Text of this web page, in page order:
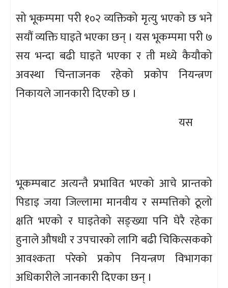
सो भूकम्पमा परी १०२ व्यक्तिको मृत्यु भएको छ भने
सयौं व्यक्ति घाइते भएका छन् । यस भूकम्पमा परी ७
सय भन्दा बढी घाइते भएका र ती मध्ये कैयौको
अवस्था चिन्ताजनक रहेको प्रकोप नियन्त्रण
निकायले जानकारी दिएको छ ।
यस
भूकम्पबाट अत्यन्तै प्रभावित भएको आचे प्रान्तको
पिडाइ जया जिल्लामा मानवीय र सम्पत्तिको ठूलो
क्षति भएको र घाइतेको सङ्ख्या पनि घेरै रहेका
हुनाले औषधी र उपचारको लागि बढी चिकित्सकको
आवश्कता परेको प्रकोप नियन्त्रण विभागका
अधिकारीले जानकारी दिएका छन् ।